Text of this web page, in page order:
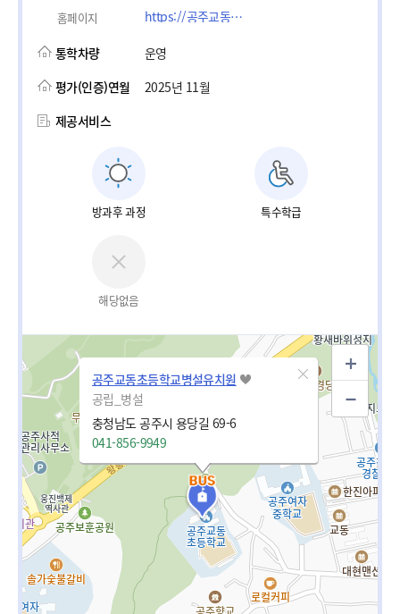
홈페이지 https://공주교동초등학교병설유치원.co.kr
통학차량
운영
평가(인증)연월
2025년 11월
제공서비스
방과후 과정 특수학급
해당없음
공주교동초등학교병설유치원
공립_병설
충청남도 공주시 용당길 69-6
041-856-9949